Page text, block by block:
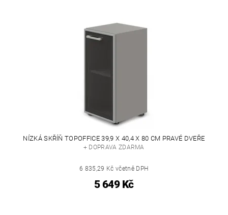
NÍZKÁ SKŘÍŇ TOPOFFICE 39,9 X 40,4 X 80 CM PRAVÉ DVEŘE
+ DOPRAVA ZDARMA
6 835,29 Kč včetně DPH
5 649 Kč